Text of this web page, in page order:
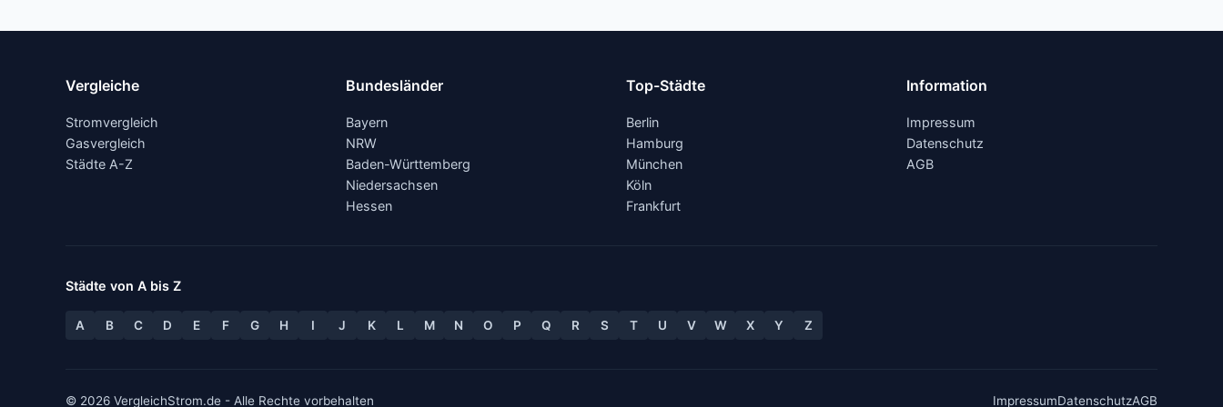
Vergleiche
Stromvergleich
Gasvergleich
Städte A-Z
Bundesländer
Bayern
NRW
Baden-Württemberg
Niedersachsen
Hessen
Top-Städte
Berlin
Hamburg
München
Köln
Frankfurt
Information
Impressum
Datenschutz
AGB
Städte von A bis Z
A B C D E F G H I J K L M N O P Q R S T U V W X Y Z
© 2026 VergleichStrom.de - Alle Rechte vorbehalten ImpressumDatenschutzAGB